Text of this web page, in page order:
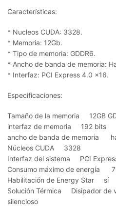
Características:
* Nucleos CUDA: 3328.
* Memoria: 12Gb.
* Tipo de memoria: GDDR6.
* Ancho de banda de memoria:
* Interfaz: PCI Express 4.0 x16.
Especificaciones:
Tamaño de la memoria 12GB
interfaz de memoria 192 bits
ancho de banda de memoria
Núcleos CUDA 3328
Interfaz del sistema PCI
Consumo máximo de energía
Habilitación de Energy Star sí
Solución Térmica Disipador de
silencioso